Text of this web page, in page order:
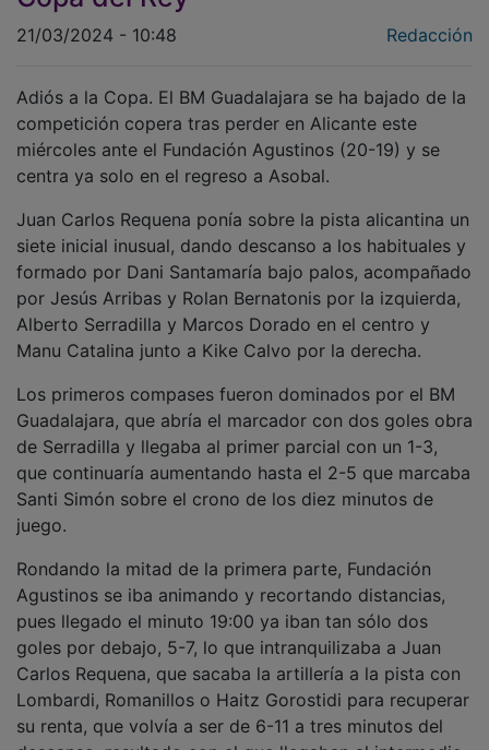
competición copera tras perder en Alicante este
miércoles ante el Fundación Agustinos (20-19) y se
centra ya solo en el regreso a Asobal.
siete inicial inusual, dando descanso a los habituales y
formado por Dani Santamaría bajo palos, acompañado
por Jesús Arribas y Rolan Bernatonis por la izquierda,
Alberto Serradilla y Marcos Dorado en el centro y
Manu Catalina junto a Kike Calvo por la derecha.
Guadalajara, que abría el marcador con dos goles obra
de Serradilla y llegaba al primer parcial con un 1-3,
que continuaría aumentando hasta el 2-5 que marcaba
Santi Simón sobre el crono de los diez minutos de
juego.
Agustinos se iba animando y recortando distancias,
pues llegado el minuto 19:00 ya iban tan sólo dos
goles por debajo, 5-7, lo que intranquilizaba a Juan
Carlos Requena, que sacaba la artillería a la pista con
Lombardi, Romanillos o Haitz Gorostidi para recuperar
su renta, que volvía a ser de 6-11 a tres minutos del
descanso, resultado con el que llegaban al intermedio.